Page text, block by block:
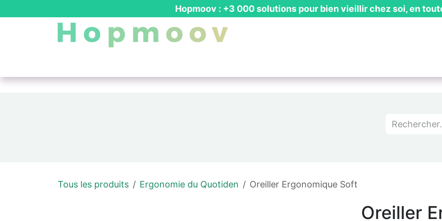
Hopmoov : +3 000 solutions pour bien vieillir chez soi, en
Tous les produits Ergonomie du Quotiden Oreiller Ergonomique Soft
Oreiller